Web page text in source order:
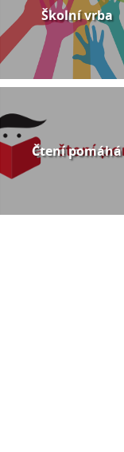
Školní vrba
Čtení pomáhá